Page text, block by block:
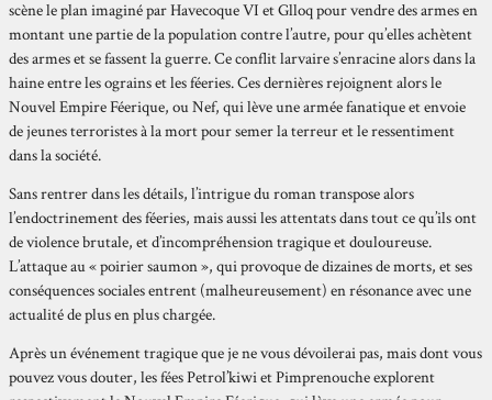
scène le plan imaginé par Havecoque VI et Glloq pour vendre des armes en
montant une partie de la population contre l’autre, pour qu’elles achètent
des armes et se fassent la guerre. Ce conflit larvaire s’enracine alors dans la
haine entre les ograins et les féeries. Ces dernières rejoignent alors le
Nouvel Empire Féerique, ou Nef, qui lève une armée fanatique et envoie
de jeunes terroristes à la mort pour semer la terreur et le ressentiment
dans la société.
Sans rentrer dans les détails, l’intrigue du roman transpose alors
l’endoctrinement des féeries, mais aussi les attentats dans tout ce qu’ils ont
de violence brutale, et d’incompréhension tragique et douloureuse.
L’attaque au « poirier saumon », qui provoque de dizaines de morts, et ses
conséquences sociales entrent (malheureusement) en résonance avec une
actualité de plus en plus chargée.
Après un événement tragique que je ne vous dévoilerai pas, mais dont vous
pouvez vous douter, les fées Petrol’kiwi et Pimprenouche explorent